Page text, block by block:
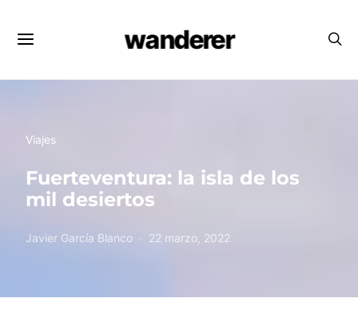
wanderer
Viajes
Fuerteventura: la isla de los
mil desiertos
Javier García Blanco 22 marzo, 2022